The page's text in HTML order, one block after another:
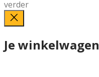
verder
Je winkelwagen